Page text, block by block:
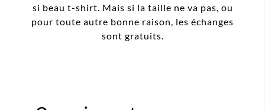
si beau t-shirt. Mais si la taille ne va pas, ou
pour toute autre bonne raison, les échanges
sont gratuits.